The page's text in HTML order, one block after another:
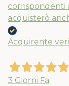
corrispondenti
acquisterò
Acquirente
3 Giorni Fa